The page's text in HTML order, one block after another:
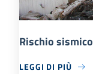
Rischio sismico
LEGGI DI PIÙ